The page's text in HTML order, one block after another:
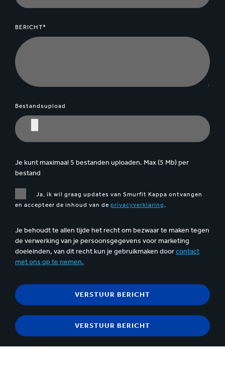
BERICHT*
Bestandsupload
Je kunt maximaal 5 bestanden uploaden. Max (5 Mb) per
bestand
Ja, ik wil graag updates van Smurfit Kappa ontvangen
en accepteer de inhoud van de privacyverklaring.
Je behoudt te allen tijde het recht om bezwaar te maken tegen
de verwerking van je persoonsgegevens voor marketing
doeleinden, van dit recht kun je gebruikmaken doorcontact
met ons op te nemen.